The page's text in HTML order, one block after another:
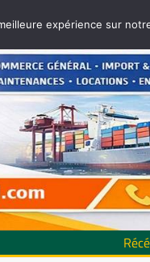
expérience sur